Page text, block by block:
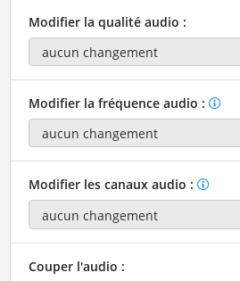
Modifier la qualité audio :
Modifier la fréquence audio :
Modifier les canaux audio :
Couper l'audio :